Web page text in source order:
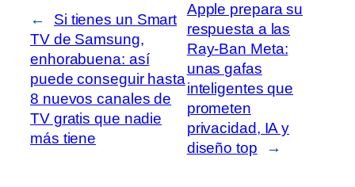
←
Si tienes un Smart
TV de Samsung,
enhorabuena: así
puede conseguir hasta
8 nuevos canales de
TV gratis que nadie
más tiene
Apple prepara su
respuesta a las
Ray-Ban Meta:
unas gafas
inteligentes que
prometen
privacidad, IA y
diseño top
→